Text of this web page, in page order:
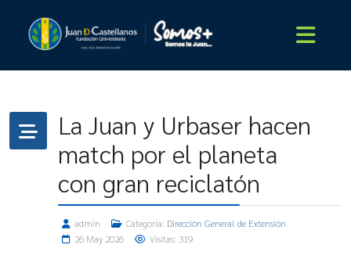
La Juan y Urbaser hacen
match por el planeta
con gran reciclatón
admin Categoría: Dirección General de Extensión
26 May 2026
Visitas: 319